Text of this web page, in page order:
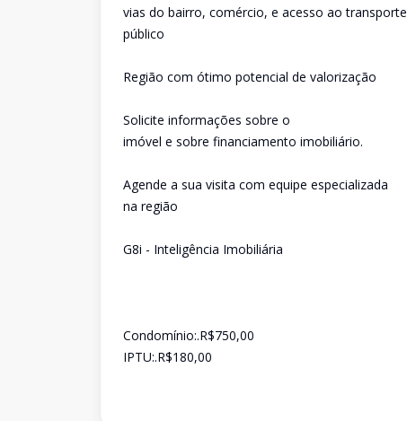
vias do bairro, comércio, e acesso ao transporte
público
Região com ótimo potencial de valorização
Solicite informações sobre o
imóvel e sobre financiamento imobiliário.
Agende a sua visita com equipe especializada
na região
G8i - Inteligência Imobiliária
Condomínio:.R$750,00
IPTU:.R$180,00